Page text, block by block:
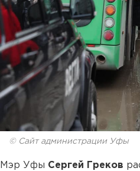
© Сайт администрации Уфы
Мэр Уфы Сергей Греков